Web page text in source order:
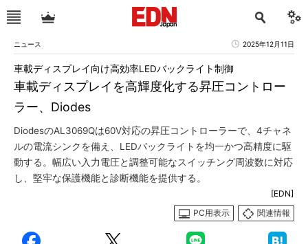
ニュース 2025年12月11日
車載ディスプレイを高輝度化する昇圧コントロー
ラー、Diodes
車載ディスプレイ向け高効率LEDバックライト制御
DiodesのAL3069Qは60V対応の昇圧コントローラーで、4チャネ
ルの電流シンクを備え、LEDバックライトを均一かつ高精度に駆
動する。幅広い入力電圧と調整可能なスイッチング周波数に対応
し、堅牢な保護機能と診断機能を提供する。
[EDN]
PC用表示
関連情報